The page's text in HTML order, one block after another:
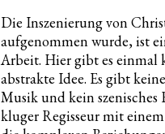
Die Inszenierung von
aufgenommen wurde, ist
Arbeit. Hier gibt es einmal
abstrakte Idee. Es gibt
Musik und kein szenisches
kluger Regisseur mit